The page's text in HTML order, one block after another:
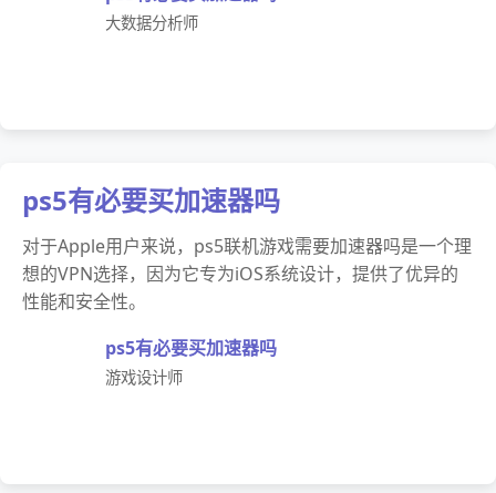
大数据分析师
ps5有必要买加速器吗
对于Apple用户来说，ps5联机游戏需要加速器吗是一个理
想的VPN选择，因为它专为iOS系统设计，提供了优异的
性能和安全性。
ps5有必要买加速器吗
游戏设计师